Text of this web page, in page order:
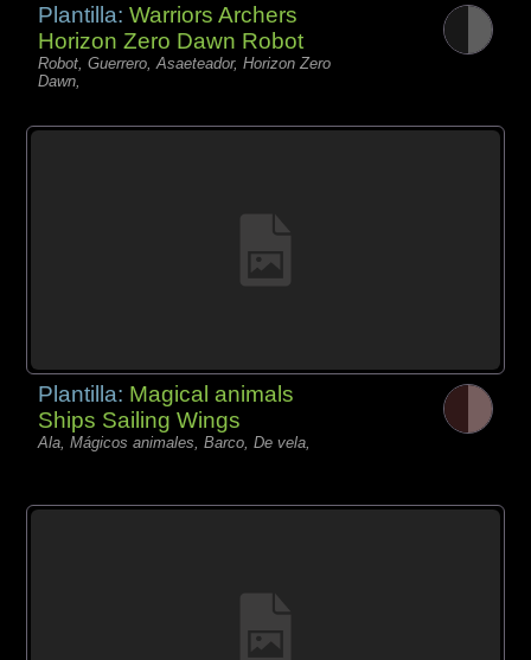
Plantilla:Warriors Archers
Horizon Zero Dawn Robot
Robot, Guerrero, Asaeteador, Horizon Zero
Dawn,
Plantilla: Magical animals
Ships Sailing Wings
Ala, Mágicos animales, Barco, De vela,